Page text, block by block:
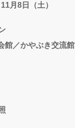
月8日（土）
館／かやぶき交流館